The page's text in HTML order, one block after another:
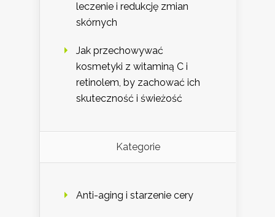
leczenie i redukcję zmian
skórnych
Jak przechowywać
kosmetyki z witaminą C i
retinolem, by zachować ich
skuteczność i świeżość
Kategorie
Anti-aging i starzenie cery